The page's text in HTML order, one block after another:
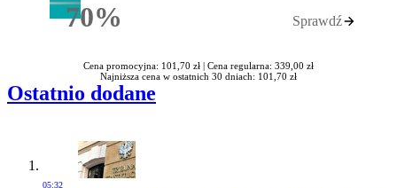
70%Rabatu Sprawdź
Cena promocyjna: 101,70 zł | Cena regularna: 339,00 zł
Najniższa cena w ostatnich 30 dniach: 101,70 zł
Ostatnio dodane
05:32